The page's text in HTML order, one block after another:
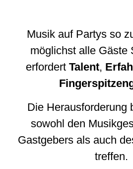
Musik auf Partys so
möglichst alle Gäste
erfordert Talent,
Die Herausforderung
sowohl den
Gastgebers als auch
treffen.